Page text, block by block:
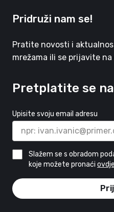
Pridruži nam se!
Pratite novosti i
mrežama ili se prijavite
Pretplatite se
Upisite svoju email adresu
Slažem se s obradom
koje možete pronaći